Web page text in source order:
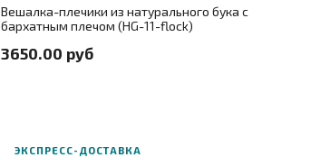
Вешалка-плечики из натурального бука c
бархатным плечом (HG-11-flock)
3650.00 руб
Цвет цветной + 1
Размер 40
ЭКСПРЕСС-ДОСТАВКА